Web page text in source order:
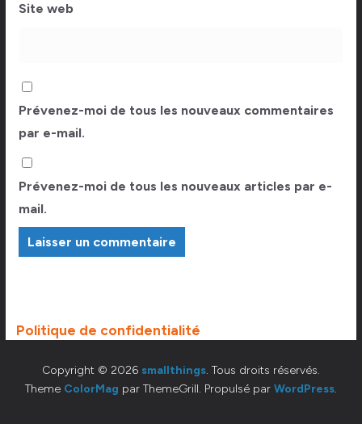
Site web
Prévenez-moi de tous les nouveaux commentaires
par e-mail.
Prévenez-moi de tous les nouveaux articles par e-
mail.
Politique de confidentialité
Copyright © 2026 smallthings. Tous droits réservés.
Theme ColorMag par ThemeGrill. Propulsé par WordPress.